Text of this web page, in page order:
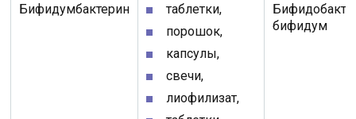
Бифидумбактерин
таблетки,
порошок,
капсулы,
свечи,
лиофилизат,
бифидум